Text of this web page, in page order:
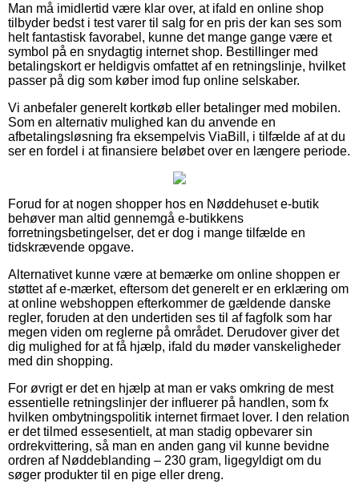
Man må imidlertid være klar over, at ifald en online shop
tilbyder bedst i test varer til salg for en pris der kan ses som
helt fantastisk favorabel, kunne det mange gange være et
symbol på en snydagtig internet shop. Bestillinger med
betalingskort er heldigvis omfattet af en retningslinje, hvilket
passer på dig som køber imod fup online selskaber.
Vi anbefaler generelt kortkøb eller betalinger med mobilen.
Som en alternativ mulighed kan du anvende en
afbetalingsløsning fra eksempelvis ViaBill, i tilfælde af at du
ser en fordel i at finansiere beløbet over en længere periode.
Forud for at nogen shopper hos en Nøddehuset e-butik
behøver man altid gennemgå e-butikkens
forretningsbetingelser, det er dog i mange tilfælde en
tidskrævende opgave.
Alternativet kunne være at bemærke om online shoppen er
støttet af e-mærket, eftersom det generelt er en erklæring om
at online webshoppen efterkommer de gældende danske
regler, foruden at den undertiden ses til af fagfolk som har
megen viden om reglerne på området. Derudover giver det
dig mulighed for at få hjælp, ifald du møder vanskeligheder
med din shopping.
For øvrigt er det en hjælp at man er vaks omkring de mest
essentielle retningslinjer der influerer på handlen, som fx
hvilken ombytningspolitik internet firmaet lover. I den relation
er det tilmed essesentielt, at man stadig opbevarer sin
ordrekvittering, så man en anden gang vil kunne bevidne
ordren af Nøddeblanding – 230 gram, ligegyldigt om du
søger produkter til en pige eller dreng.